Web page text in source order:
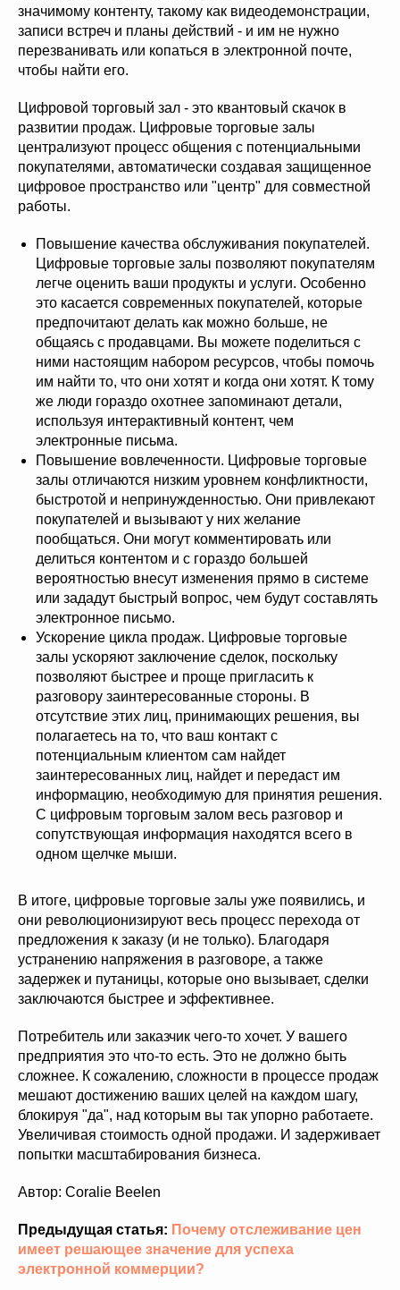
значимому контенту, такому как видеодемонстрации,
записи встреч и планы действий - и им не нужно
перезванивать или копаться в электронной почте,
чтобы найти его.
Цифровой торговый зал - это квантовый скачок в
развитии продаж. Цифровые торговые залы
централизуют процесс общения с потенциальными
покупателями, автоматически создавая защищенное
цифровое пространство или "центр" для совместной
работы.
Повышение качества обслуживания покупателей.
Цифровые торговые залы позволяют покупателям
легче оценить ваши продукты и услуги. Особенно
это касается современных покупателей, которые
предпочитают делать как можно больше, не
общаясь с продавцами. Вы можете поделиться с
ними настоящим набором ресурсов, чтобы помочь
им найти то, что они хотят и когда они хотят. К тому
же люди гораздо охотнее запоминают детали,
используя интерактивный контент, чем
электронные письма.
Повышение вовлеченности. Цифровые торговые
залы отличаются низким уровнем конфликтности,
быстротой и непринужденностью. Они привлекают
покупателей и вызывают у них желание
пообщаться. Они могут комментировать или
делиться контентом и с гораздо большей
вероятностью внесут изменения прямо в системе
или зададут быстрый вопрос, чем будут составлять
электронное письмо.
Ускорение цикла продаж. Цифровые торговые
залы ускоряют заключение сделок, поскольку
позволяют быстрее и проще пригласить к
разговору заинтересованные стороны. В
отсутствие этих лиц, принимающих решения, вы
полагаетесь на то, что ваш контакт с
потенциальным клиентом сам найдет
заинтересованных лиц, найдет и передаст им
информацию, необходимую для принятия решения.
С цифровым торговым залом весь разговор и
сопутствующая информация находятся всего в
одном щелчке мыши.
В итоге, цифровые торговые залы уже появились, и
они революционизируют весь процесс перехода от
предложения к заказу (и не только). Благодаря
устранению напряжения в разговоре, а также
задержек и путаницы, которые оно вызывает, сделки
заключаются быстрее и эффективнее.
Потребитель или заказчик чего-то хочет. У вашего
предприятия это что-то есть. Это не должно быть
сложнее. К сожалению, сложности в процессе продаж
мешают достижению ваших целей на каждом шагу,
блокируя "да", над которым вы так упорно работаете.
Увеличивая стоимость одной продажи. И задерживает
попытки масштабирования бизнеса.
Автор: Coralie Beelen
Предыдущая статья: Почему отслеживание цен
имеет решающее значение для успеха
электронной коммерции?